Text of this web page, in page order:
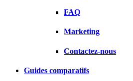
FAQ
Marketing
Contactez-nous
Guides comparatifs